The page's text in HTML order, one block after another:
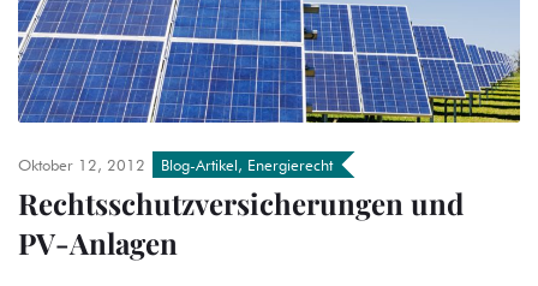
Oktober 12, 2012 Blog-Artikel, Energierecht
Rechtsschutzversicherungen und
PV-Anlagen